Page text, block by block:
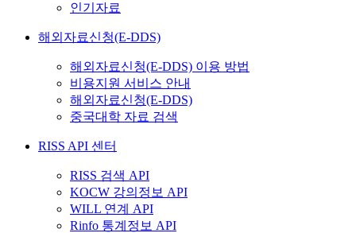
인기자료
해외자료신청(E-DDS)
해외자료신청(E-DDS) 이용 방법
비용지원 서비스 안내
해외자료신청(E-DDS)
중국대학 자료 검색
RISS API 센터
RISS 검색 API
KOCW 강의정보 API
WILL 연계 API
Rinfo 통계정보 API